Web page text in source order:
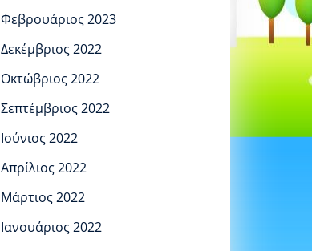
Φεβρουάριος 2023
Δεκέμβριος 2022
Οκτώβριος 2022
Σεπτέμβριος 2022
Ιούνιος 2022
Απρίλιος 2022
Μάρτιος 2022
Ιανουάριος 2022